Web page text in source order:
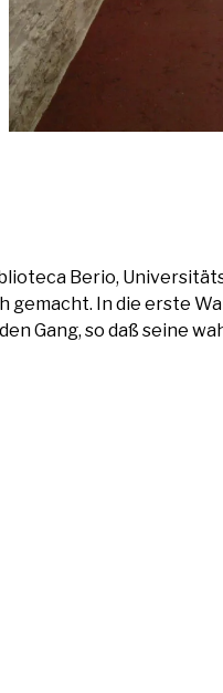
Berio,
In die ers­te
Gang, so daß sei­ne